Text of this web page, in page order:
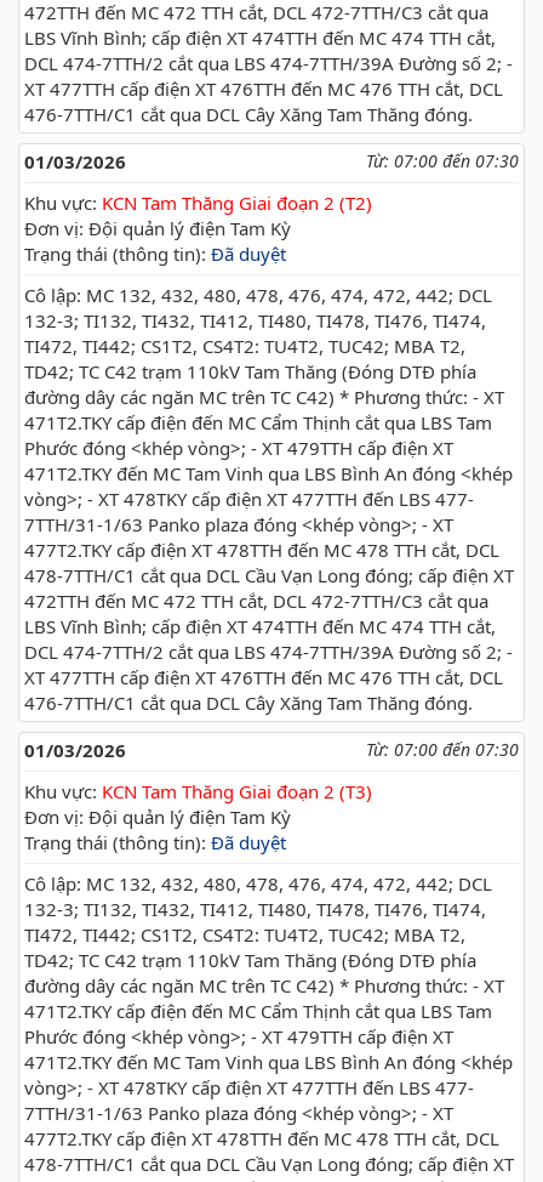
472TTH đến MC 472 TTH cắt, DCL 472-7TTH/C3 cắt qua
LBS Vĩnh Bình; cấp điện XT 474TTH đến MC 474 TTH cắt,
DCL 474-7TTH/2 cắt qua LBS 474-7TTH/39A Đường số 2; -
XT 477TTH cấp điện XT 476TTH đến MC 476 TTH cắt, DCL
476-7TTH/C1 cắt qua DCL Cây Xăng Tam Thăng đóng.
01/03/2026
Từ: 07:00 đến 07:30
Khu vực: KCN Tam Thăng Giai đoạn 2 (T2)
Đơn vị: Đội quản lý điện Tam Kỳ
Trạng thái (thông tin): Đã duyệt
Cô lập: MC 132, 432, 480, 478, 476, 474, 472, 442; DCL
132-3; TI132, TI432, TI412, TI480, TI478, TI476, TI474,
TI472, TI442; CS1T2, CS4T2: TU4T2, TUC42; MBA T2,
TD42; TC C42 trạm 110kV Tam Thăng (Đóng DTĐ phía
đường dây các ngăn MC trên TC C42) * Phương thức: - XT
471T2.TKY cấp điện đến MC Cẩm Thịnh cắt qua LBS Tam
Phước đóng <khép vòng>; - XT 479TTH cấp điện XT
471T2.TKY đến MC Tam Vinh qua LBS Bình An đóng <khép
vòng>; - XT 478TKY cấp điện XT 477TTH đến LBS 477-
7TTH/31-1/63 Panko plaza đóng <khép vòng>; - XT
477T2.TKY cấp điện XT 478TTH đến MC 478 TTH cắt, DCL
478-7TTH/C1 cắt qua DCL Cầu Vạn Long đóng; cấp điện XT
472TTH đến MC 472 TTH cắt, DCL 472-7TTH/C3 cắt qua
LBS Vĩnh Bình; cấp điện XT 474TTH đến MC 474 TTH cắt,
DCL 474-7TTH/2 cắt qua LBS 474-7TTH/39A Đường số 2; -
XT 477TTH cấp điện XT 476TTH đến MC 476 TTH cắt, DCL
476-7TTH/C1 cắt qua DCL Cây Xăng Tam Thăng đóng.
01/03/2026
Từ: 07:00 đến 07:30
Khu vực: KCN Tam Thăng Giai đoạn 2 (T3)
Đơn vị: Đội quản lý điện Tam Kỳ
Trạng thái (thông tin): Đã duyệt
Cô lập: MC 132, 432, 480, 478, 476, 474, 472, 442; DCL
132-3; TI132, TI432, TI412, TI480, TI478, TI476, TI474,
TI472, TI442; CS1T2, CS4T2: TU4T2, TUC42; MBA T2,
TD42; TC C42 trạm 110kV Tam Thăng (Đóng DTĐ phía
đường dây các ngăn MC trên TC C42) * Phương thức: - XT
471T2.TKY cấp điện đến MC Cẩm Thịnh cắt qua LBS Tam
Phước đóng <khép vòng>; - XT 479TTH cấp điện XT
471T2.TKY đến MC Tam Vinh qua LBS Bình An đóng <khép
vòng>; - XT 478TKY cấp điện XT 477TTH đến LBS 477-
7TTH/31-1/63 Panko plaza đóng <khép vòng>; - XT
477T2.TKY cấp điện XT 478TTH đến MC 478 TTH cắt, DCL
478-7TTH/C1 cắt qua DCL Cầu Vạn Long đóng; cấp điện XT